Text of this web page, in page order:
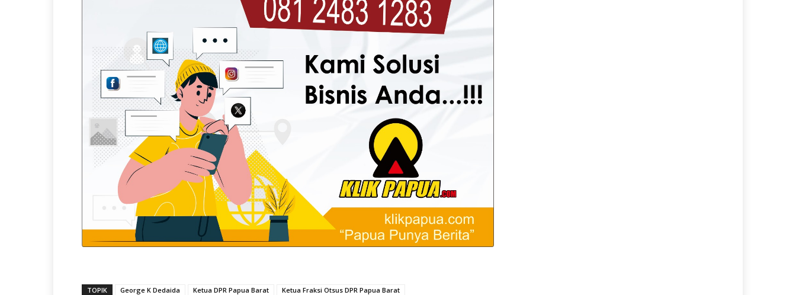
TOPIK George K Dedaida Ketua DPR Papua Barat Ketua Fraksi Otsus DPR Papua Barat